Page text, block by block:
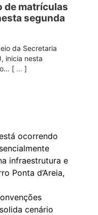
de matrículas
segunda
da Secretaria
inicia nesta
[ … ]
ocorrendo
infraestrutura e
Ponta d’Areia,
cenário